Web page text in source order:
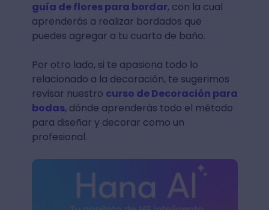
guía de flores para bordar, con la cual
aprenderás a realizar bordados que
puedes agregar a tu cuarto de baño.
Por otro lado, si te apasiona todo lo
relacionado a la decoración, te sugerimos
revisar nuestro curso de Decoración para
bodas, dónde aprenderás todo el método
para diseñar y decorar como un
profesional.